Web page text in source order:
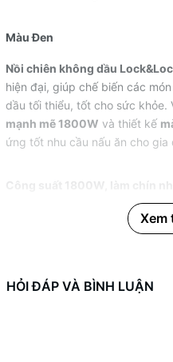
Màu Đen
Nồi chiên không dầu
hiện đại, giúp chế biến các
dầu tối thiểu, tốt cho sức khỏe.
mạnh mẽ 1800W và thiết kế
ứng tốt nhu cầu nấu ăn cho gia
Nồi chiên không dầu
Thực phẩm chín đều bên
Xem
HỎI ĐÁP VÀ BÌNH LUẬN